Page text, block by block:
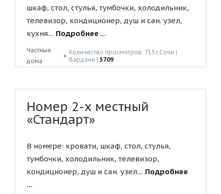
шкаф, стол, стулья, тумбочки, холодильник,
телевизор, кондиционер, душ и сан. узел,
кухня.... Подробнее ...
Частные
дома
● Количество просмотров: 715 | Сочи |
Вардане |5709
Номер 2-х местный
«Стандарт»
В номере: кровати, шкаф, стол, стулья,
тумбочки, холодильник, телевизор,
кондиционер, душ и сан. узел.... Подробнее
...